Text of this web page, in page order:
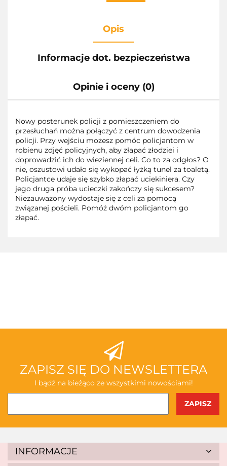
Opis
Informacje dot. bezpieczeństwa
Opinie i oceny (0)
Nowy posterunek policji z pomieszczeniem do
przesłuchań można połączyć z centrum dowodzenia
policji. Przy wejściu możesz pomóc policjantom w
robienu zdjęć policyjnych, aby złapać złodziei i
doprowadzić ich do wieziennej celi. Co to za odgłos? O
nie, oszustowi udało się wykopać łyżką tunel za toaletą.
Policjantce udaje się szybko złapać uciekiniera. Czy
jego druga próba ucieczki zakończy się sukcesem?
Niezauważony wydostaje się z celi za pomocą
związanej pościeli. Pomóż dwóm policjantom go
złapać.
ABAKUS
AKSJOMAT
ZAPISZ SIĘ DO NEWSLETTERA
I bądź na bieżąco ze wszystkimi nowościami!
INFORMACJE